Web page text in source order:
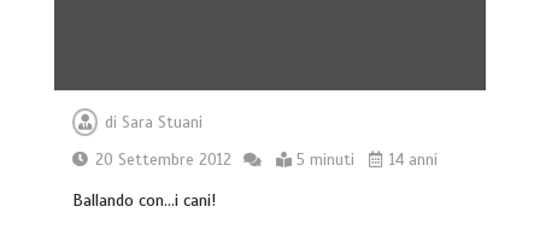
di Sara Stuani
20 Settembre 2012
5 minuti 14 anni
Ballando con…i cani!